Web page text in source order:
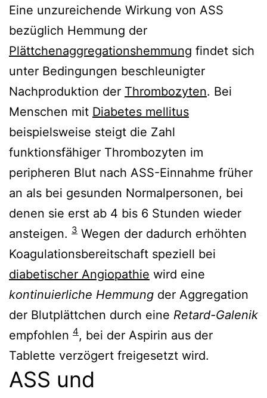
Eine unzureichende Wirkung von ASS
bezüglich Hemmung der
Plättchenaggregationshemmung findet sich
unter Bedingungen beschleunigter
Nachproduktion der Thrombozyten. Bei
Menschen mit Diabetes mellitus
beispielsweise steigt die Zahl
funktionsfähiger Thrombozyten im
peripheren Blut nach ASS-Einnahme früher
an als bei gesunden Normalpersonen, bei
denen sie erst ab 4 bis 6 Stunden wieder
ansteigen. 3 Wegen der dadurch erhöhten
Koagulationsbereitschaft speziell bei
diabetischer Angiopathie wird eine
kontinuierliche Hemmung der Aggregation
der Blutplättchen durch eine Retard-Galenik
empfohlen 4, bei der Aspirin aus der
Tablette verzögert freigesetzt wird.
ASS und